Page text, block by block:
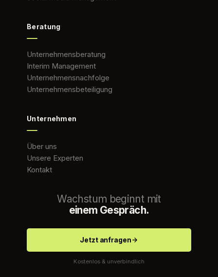
Beratung
Unternehmensberatung
Interim Management
Unternehmensnachfolge
Unternehmensbeteiligung
Unternehmen
Über uns
Unsere Experten
Kontakt
Wachstum beginnt mit
einem Gespräch.
Jetzt anfragen
Kostenlos & unverbindlich